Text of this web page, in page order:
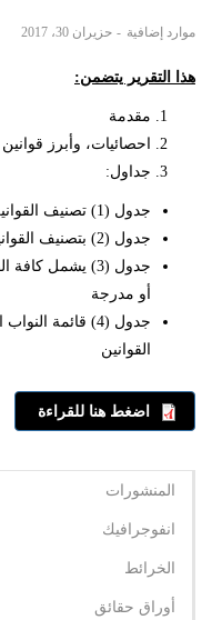
موارد إضافية حزيران 30، 2017
هذا التقرير يتضمن:
مقدمة
احصائيات، وأبرز
جداول:
جدول (1) تصنيف القوانين وفق الجمهور المستهدف
جدول (2) بتصنيف القوانين وفق طابعها
جدول (3) يشمل
أو مدرجة
جدول (4) قائمة
القوانين
اضغط هنا للقراءة
المنشورات
انفوجرافيك
الخرائط
أوراق حقائق